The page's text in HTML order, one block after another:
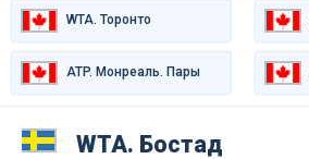
WTA. Торонто
ATP. Монреаль. Пары
WTA. Бостад